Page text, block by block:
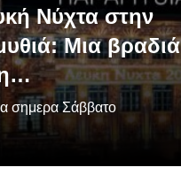
Νύχτα στην
Μια βραδιά
σημερα Σάββατο